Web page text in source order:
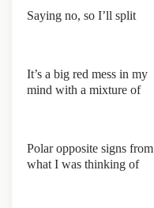
Saying no, so I’ll split
It’s a big red mess in my
mind with a mixture of
Polar opposite signs from
what I was thinking of